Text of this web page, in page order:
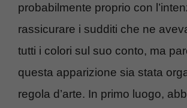
probabilmente proprio con
rassicurare i sudditi che ne
tutti i colori sul suo conto, ma
questa apparizione sia stata
regola d’arte. In primo luogo,